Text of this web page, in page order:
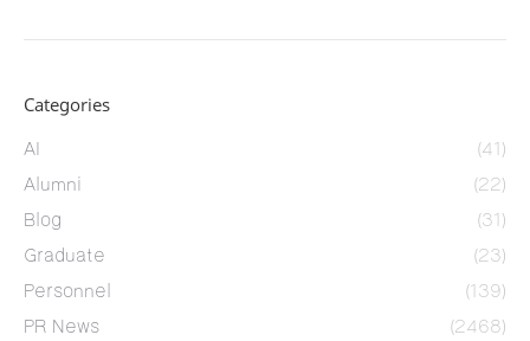
Categories
AI
(41)
Alumni
(22)
Blog
(31)
Graduate
(23)
Personnel
(139)
PR News
(2468)